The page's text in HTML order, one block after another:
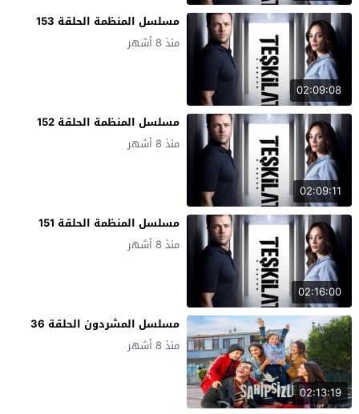
02:09:08
مسلسل المنظمة الحلقة 153
منذ 8 أشهر
02:09:11
مسلسل المنظمة الحلقة 152
منذ 8 أشهر
02:16:00
مسلسل المنظمة الحلقة 151
منذ 8 أشهر
02:13:19
مسلسل المشردون الحلقة 36
منذ 8 أشهر